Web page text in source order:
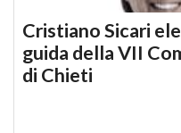
Cristiano Sicari
guida della VII
di Chieti